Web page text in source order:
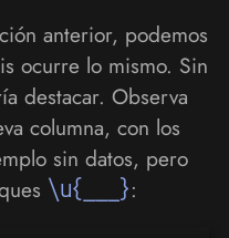
anterior, podemos
ocurre lo mismo. Sin
destacar. Observa
columna, con los
sin datos, pero
\u{___}: